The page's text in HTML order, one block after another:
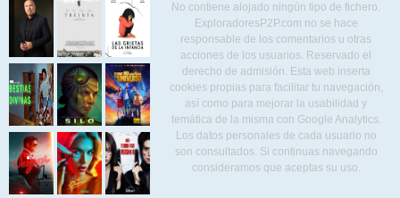
No contiene alojado ningún tipo de fichero.
ExploradoresP2P.com no se hace
responsable de los comentarios u otras
acciones de los usuarios. Reservado el
derecho de admisión. Esta web inserta
cookies propias para facilitar tu navegación,
así como para mejorar la usabilidad y
temática de la misma con Google Analytics.
Los datos personales de cada usuario no
son consultados. Si continuas navegando
consideramos que aceptas su uso.